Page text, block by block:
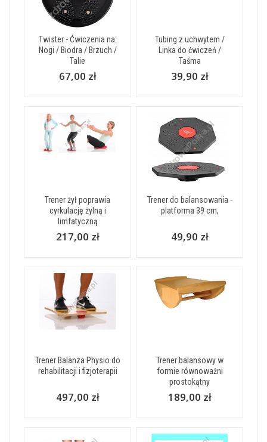
Twister - Ćwiczenia na:
Nogi / Biodra / Brzuch /
Talie
67,00 zł
Tubing z uchwytem /
Linka do ćwiczeń /
Taśma
39,90 zł
Trener żył poprawia
cyrkulację żylną i
limfatyczną
217,00 zł
Trener do balansowania -
platforma 39 cm,
49,90 zł
Trener Balanza Physio do
rehabilitacji i fizjoterapii
497,00 zł
Trener balansowy w
formie równoważni
prostokątny
189,00 zł